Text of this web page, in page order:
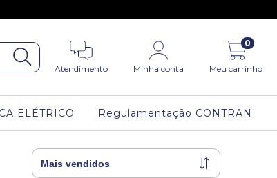
Atendimento Minha conta Meu carrinho
0
ELÉTRICO Regulamentação CONTRAN